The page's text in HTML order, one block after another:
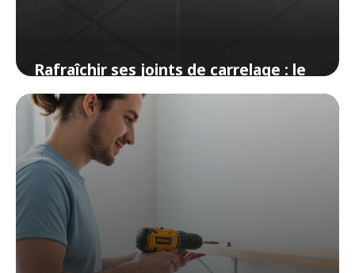
Rafraîchir ses joints de carrelage : le
tuto express
19 avril 2026